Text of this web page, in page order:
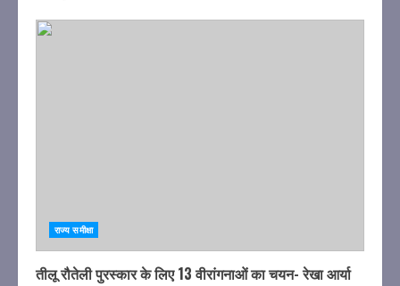
राज्य समीक्षा
तीलू रौतेली पुरस्कार के लिए 13 वीरांगनाओं का चयन- रेखा आर्या